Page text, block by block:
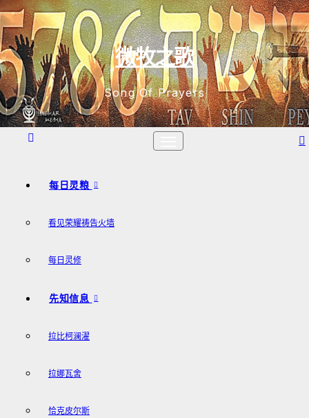
跳
至
内
容
微牧之歌
Song Of Prayers
每日灵粮
看见荣耀祷告火墙
每日灵修
先知信息
拉比柯澜濯
拉娜瓦舍
恰克皮尔斯